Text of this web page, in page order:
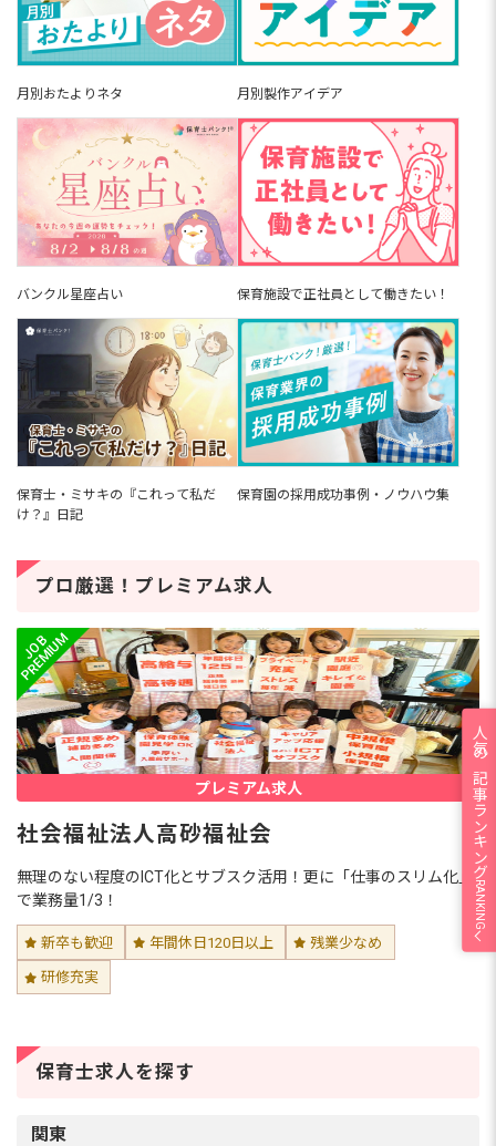
月別おたよりネタ 月別製作アイデア
バンクル星座占い 保育施設で正社員として働きたい！
保育士・ミサキの『これって私だ
け？』日記
保育園の採用成功事例・ノウハウ集
プロ厳選！プレミアム求人
社会福祉法人高砂福祉会
新卒も歓迎 年間休日120日以上 残業少なめ
研修充実
無理のない程度のICT化とサブスク活用！更に「仕事のスリム化」
で業務量1/3！
プレミアム求人
保育士求人を探す
関東
人気の記事ランキング
RANKING